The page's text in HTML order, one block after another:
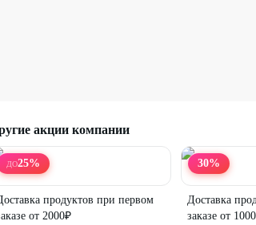
акции компании
ДО25%
продуктов при первом
от 2000₽
30%
Доставка
заказе от